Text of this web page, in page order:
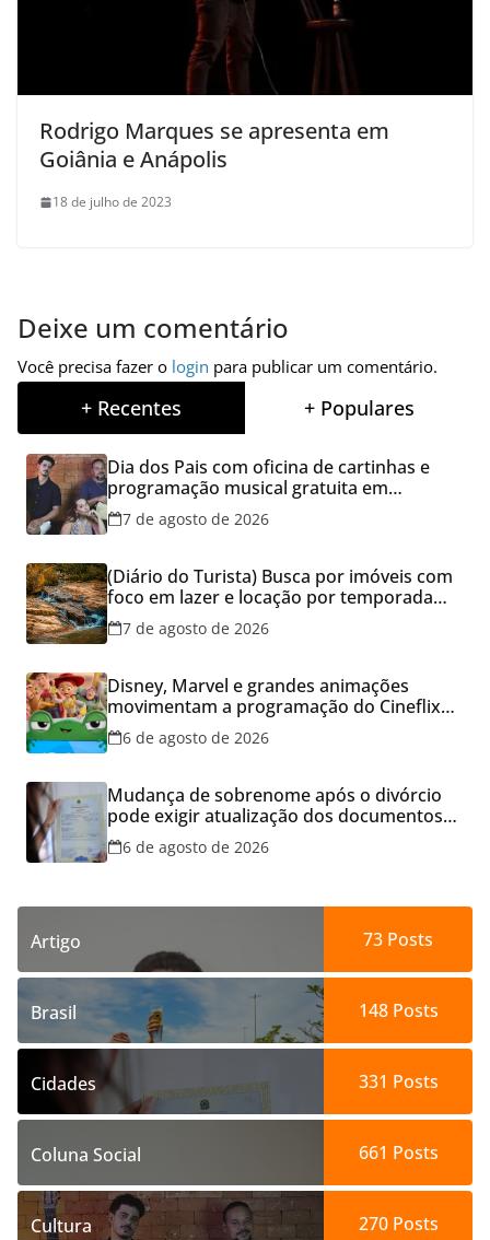
Rodrigo Marques se apresenta em
Goiânia e Anápolis
18 de julho de 2023
Deixe um comentário
Você precisa fazer o login para publicar um comentário.
+ Recentes + Populares
Dia dos Pais com oficina de cartinhas e
programação musical gratuita em
Aparecida de Goiânia
7 de agosto de 2026
(Diário do Turista) Busca por imóveis com
foco em lazer e locação por temporada
cresce no Brasil
7 de agosto de 2026
Disney, Marvel e grandes animações
movimentam a programação do Cineflix
do Aparecida Shopping
6 de agosto de 2026
Mudança de sobrenome após o divórcio
pode exigir atualização dos documentos
dos filhos para evitar transtornos
6 de agosto de 2026
Artigo 73 Posts
Brasil 148Posts
Cidades 331 Posts
Coluna Social 661 Posts
Cultura 270Posts